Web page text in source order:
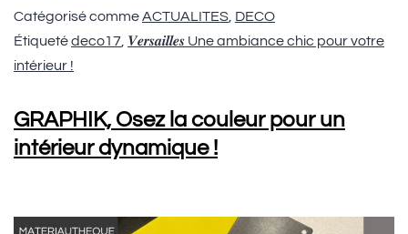
Catégorisé commeACTUALITES DECO
Étiquetédeco17 𝑽𝒆𝒓𝒔𝒂𝒊𝒍𝒍𝒆𝒔 Une ambiance chic pour votre
intérieur !
GRAPHIK, Osez la couleur pour un
intérieur dynamique !